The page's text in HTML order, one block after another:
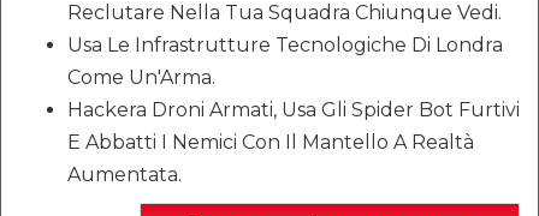
Reclutare Nella Tua Squadra Chiunque Vedi.
Usa Le Infrastrutture Tecnologiche Di Londra
Come Un'Arma.
Hackera Droni Armati, Usa Gli Spider Bot Furtivi
E Abbatti I Nemici Con Il Mantello A Realtà
Aumentata.